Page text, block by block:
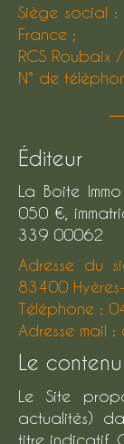
Siège social :
France ;
RCS
N° de
Éditeur
La Boite
050 €,
339 00062
Adresse du
83400
Téléphone :
Adresse mail
Le
Le Site
actualités)
titre indicatif.